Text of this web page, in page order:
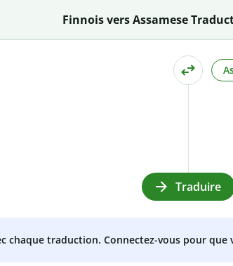
Finnois vers Assamese
Traduire
chaque traduction. Connectez-vous pour